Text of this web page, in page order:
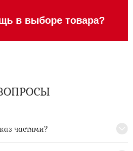
в выборе товара?
частями?